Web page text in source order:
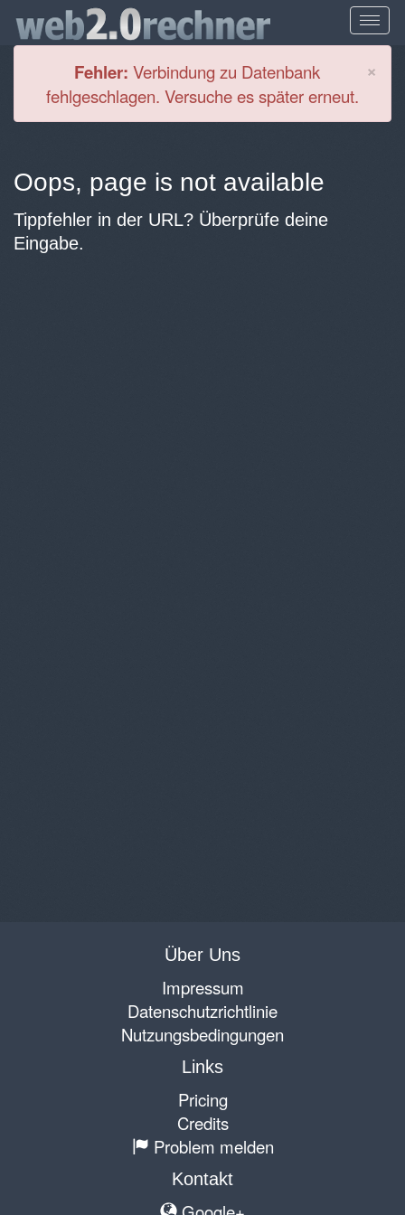
×
Fehler: Verbindung zu Datenbank
fehlgeschlagen. Versuche es später erneut.
Oops, page is not available
Tippfehler in der URL? Überprüfe deine
Eingabe.
Über Uns
Impressum
Datenschutzrichtlinie
Nutzungsbedingungen
Links
Pricing
Credits
Problem melden
Kontakt